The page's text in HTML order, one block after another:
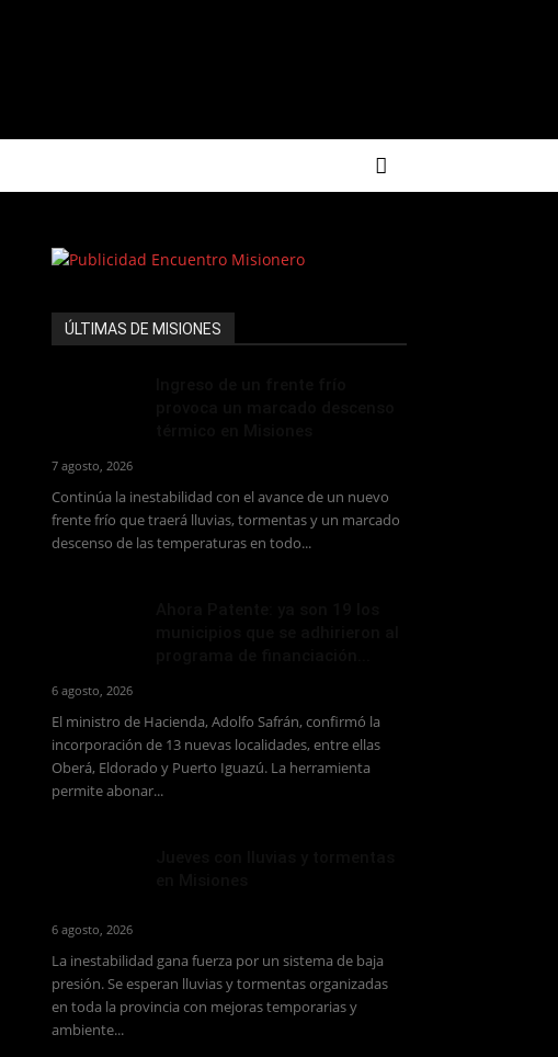
ÚLTIMAS DE MISIONES
7 agosto, 2026
Continúa la inestabilidad con el avance de un nuevo
frente frío que traerá lluvias, tormentas y un marcado
descenso de las temperaturas en todo...
6 agosto, 2026
El ministro de Hacienda, Adolfo Safrán, confirmó la
incorporación de 13 nuevas localidades, entre ellas
Oberá, Eldorado y Puerto Iguazú. La herramienta
permite abonar...
6 agosto, 2026
La inestabilidad gana fuerza por un sistema de baja
presión. Se esperan lluvias y tormentas organizadas
en toda la provincia con mejoras temporarias y
ambiente...